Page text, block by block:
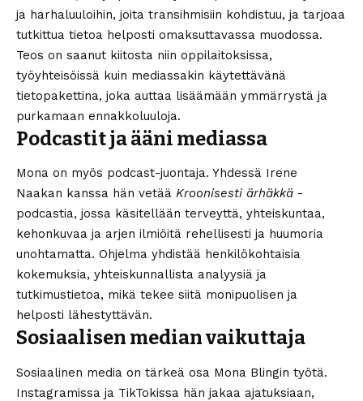
ja harhaluuloihin, joita transihmisiin kohdistuu, ja tarjoaa
tutkittua tietoa helposti omaksuttavassa muodossa.
Teos on saanut kiitosta niin oppilaitoksissa,
työyhteisöissä kuin mediassakin käytettävänä
tietopakettina, joka auttaa lisäämään ymmärrystä ja
purkamaan ennakkoluuloja.
Podcastit ja ääni mediassa
Mona on myös podcast-juontaja. Yhdessä Irene
Naakan kanssa hän vetää Kroonisesti ärhäkkä -
podcastia, jossa käsitellään terveyttä, yhteiskuntaa,
kehonkuvaa ja arjen ilmiöitä rehellisesti ja huumoria
unohtamatta. Ohjelma yhdistää henkilökohtaisia
kokemuksia, yhteiskunnallista analyysiä ja
tutkimustietoa, mikä tekee siitä monipuolisen ja
helposti lähestyttävän.
Sosiaalisen median vaikuttaja
Sosiaalinen media on tärkeä osa Mona Blingin työtä.
Instagramissa ja TikTokissa hän jakaa ajatuksiaan,